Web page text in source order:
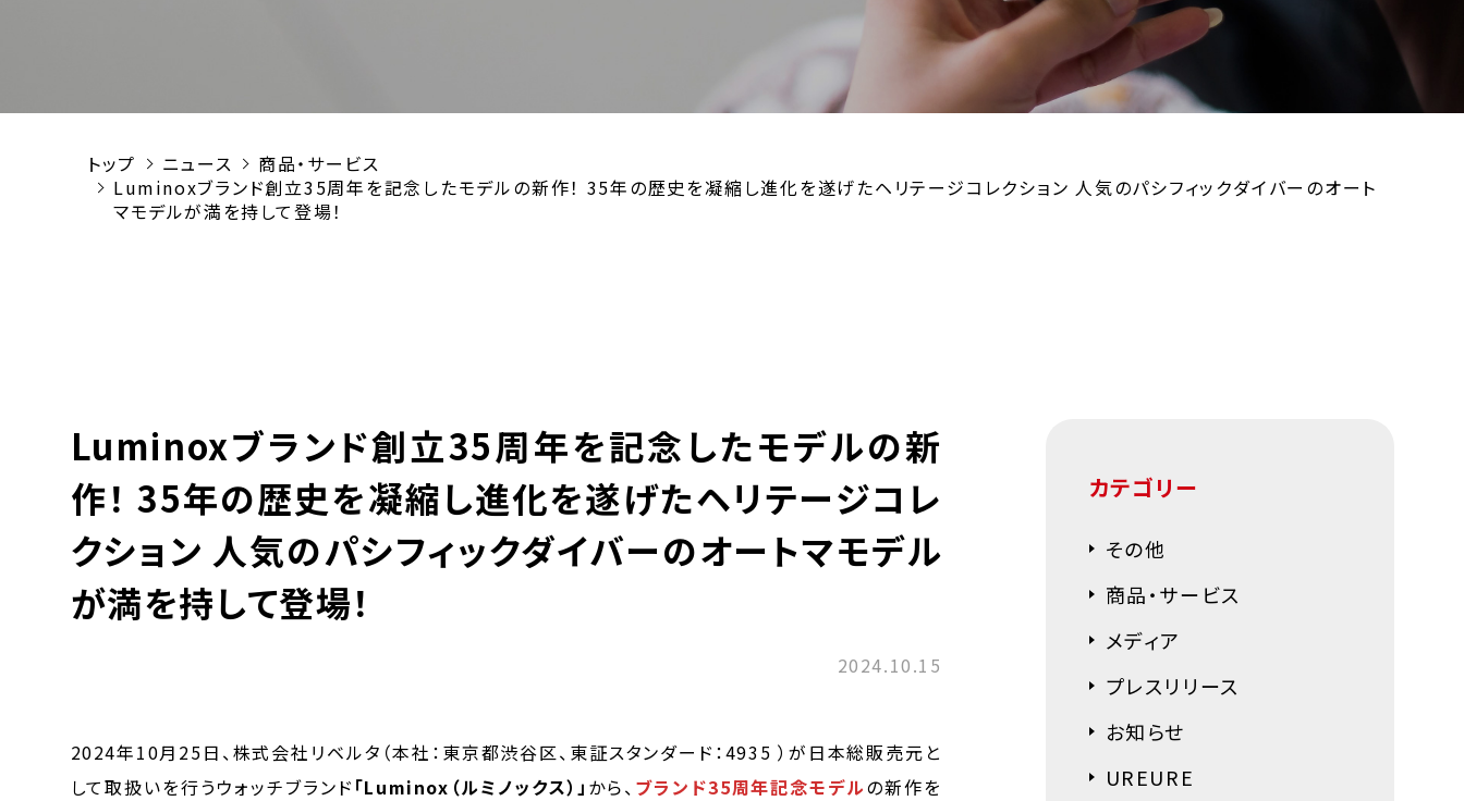
トップ ニュース
商品・サービス
Luminoxブランド創立35周年を記念したモデルの新作！ 35年の歴史を凝縮し進化を遂げたヘリテージコレクション 人気のパシフィックダイバーのオート
マモデルが満を持して登場！
Luminoxブランド創立35周年を記念したモデルの新
作！ 35年の歴史を凝縮し進化を遂げたヘリテージコレ
クション 人気のパシフィックダイバーのオートマモデル
が満を持して登場！
2024.10.15
2024年10月25日、株式会社リベルタ（本社：東京都渋谷区、東証スタンダード：4935 ）が日本総販売元と
して取扱いを行うウォッチブランド 「Luminox（ルミノックス）」 から、 ブランド35周年記念モデルの新作を
カテゴリー
その他
商品・サービス
メディア
プレスリリース
お知らせ
UREURE